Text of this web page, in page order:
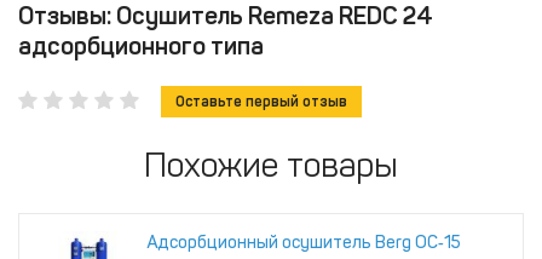
Отзывы: Осушитель Remeza REDC 24
адсорбционного типа
Оставьте первый отзыв
Похожие товары
Адсорбционный осушитель Berg ОС‑15